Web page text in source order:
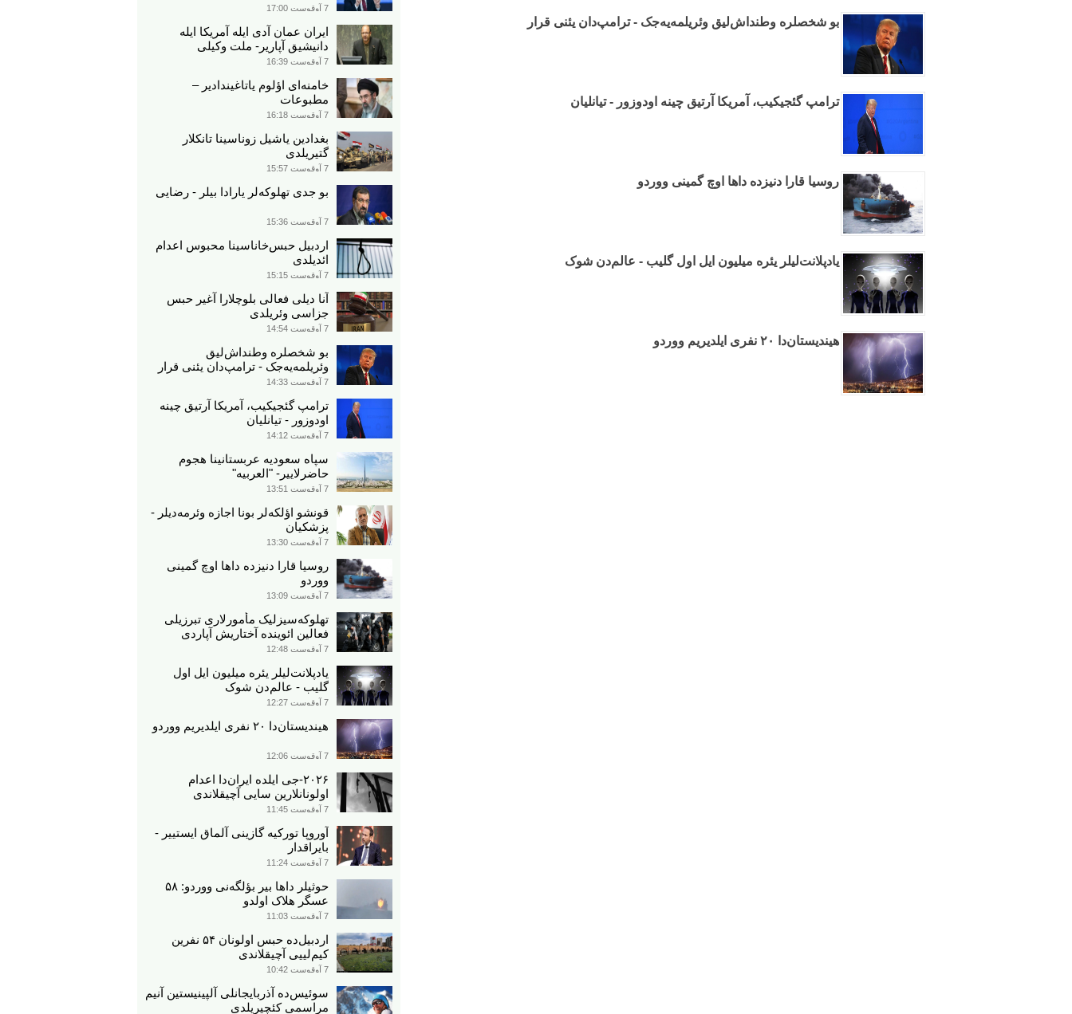
بو شخصلره وطنداش‌لیق وئریلمه‌یه‌جک - ترامپ‌دان یئنی قرار
ترامپ گئجیکیب، آمریکا آرتیق چینه اودوزور - تیانلیان
روسیا قارا دنیزده داها اوچ گمینی ووردو
یادپلانت‌لیلر یئره میلیون ایل اول گلیب - عالم‌دن شوک
هیندیستان‌دا ۲۰ نفری ایلدیریم ووردو
7 آوقوست 17:00
ایران عمان آدی ایله آمریکا ایله
دانیشیق آپاریر- ملت وکیلی
7 آوقوست 16:39
خامنه‌ای اؤلوم یاتاغیندادیر –
مطبوعات
7 آوقوست 16:18
بغدادین یاشیل زوناسینا تانکلار
گتیریلدی
7 آوقوست 15:57
بو جدی تهلوکه‌لر یارادا بیلر - رضایی
7 آوقوست 15:36
اردبیل حبس‌خاناسینا محبوس اعدام
ائدیلدی
7 آوقوست 15:15
آنا دیلی فعالی بلوچلارا آغیر حبس
جزاسی وئریلدی
7 آوقوست 14:54
بو شخصلره وطنداش‌لیق
وئریلمه‌یه‌جک - ترامپ‌دان یئنی قرار
7 آوقوست 14:33
ترامپ گئجیکیب، آمریکا آرتیق چینه
اودوزور - تیانلیان
7 آوقوست 14:12
سپاه سعودیه عربستانینا هجوم
حاضرلاییر- "العربیه"
7 آوقوست 13:51
قونشو اؤلکه‌لر بونا اجازه وئرمه‌دیلر -
پزشکیان
7 آوقوست 13:30
روسیا قارا دنیزده داها اوچ گمینی
ووردو
7 آوقوست 13:09
تهلوکه‌سیزلیک مأمورلاری تبرزیلی
فعالین ائوینده آختاریش آپاردی
7 آوقوست 12:48
یادپلانت‌لیلر یئره میلیون ایل اول
گلیب - عالم‌دن شوک
7 آوقوست 12:27
هیندیستان‌دا ۲۰ نفری ایلدیریم ووردو
7 آوقوست 12:06
۲۰۲۶-جی ایلده ایران‌دا اعدام
اولونانلارین سایی آچیقلاندی
7 آوقوست 11:45
آوروپا تورکیه گازینی آلماق ایستییر -
بایراقدار
7 آوقوست 11:24
حوثیلر داها بیر بؤلگه‌نی ووردو: ۵۸
عسگر هلاک اولدو
7 آوقوست 11:03
اردبیل‌ده حبس اولونان ۵۴ نفرین
کیم‌لییی آچیقلاندی
7 آوقوست 10:42
سوئیس‌ده آذربایجانلی آلپینیستین آنیم
مراسمی کئچیریلدی